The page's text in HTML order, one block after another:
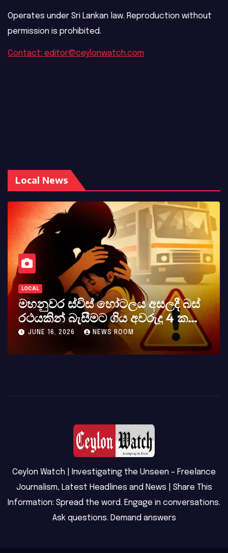
Operates under Sri Lankan law. Reproduction without
permission is prohibited.
Contact: editor@ceylonwatch.com
Local News
හෝටලය අසලදී බස්
ගිය අවරුදු 4 ක
වැටේ
NEWS ROOM
කර්නල් අශෝක
අභාවය අප
MAY 23, 2026
Ceylon Watch | Investigating the Unseen – Freelance
Journalism, Latest Headlines and News | Share This
Information: Spread the word. Engage in conversations.
Ask questions. Demand answers